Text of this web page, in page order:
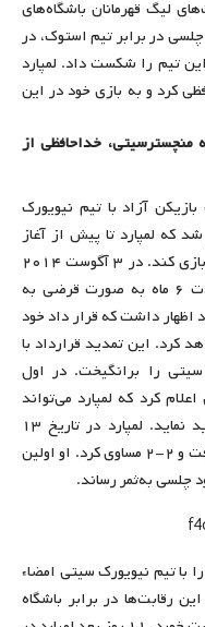
لیگ قهرمانان باشگاه‌های
برای تیم چلسی در برابر تیم استوک، در
۵ آپریل ۲۰۱۴ به‌ثمر رسید و چلسی ۳-۰ این تیم را شکست داد. لمپارد
کرد و به بازی خود در این
خداحافظی از
یک بازیکن آزاد با تیم نیویورک
که لمپارد تا پیش از آغاز
رقابت‌های لیگ در سال ۲۰۱۵ در این تیم بازی کند. در ۳ آگوست ۲۰۱۴
نیویورک سیتی اعلام کرد که لمپارد به مدت ۶ ماه به صورت قرضی به
اظهار داشت که قرار داد خود
کرد. این تمدید قرارداد با
را برانگیخت. در اول
اعلام کرد که لمپارد می‌تواند
برای یک فصل دیگر قرارداد خود را تمدید نماید. لمپارد در تاریخ ۱۳
سپتامبر با منچسترسیتی به مصاف آرسنال رفت و ۲-۲ مساوی کرد. او اولین
پیش قراردادی را با تیم نیویورک سیتی امضاء
در این رقابت‌ها در برابر باشگاه